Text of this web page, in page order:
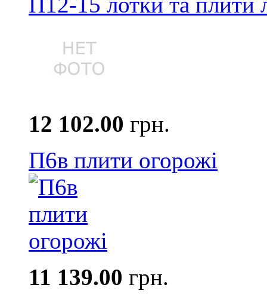
12 102.00 грн.
П6в плити огорожі
11 139.00 грн.